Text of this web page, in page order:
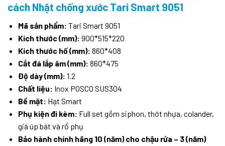
cách Nhật chống xước Tari Smart 9051
Mã sản phẩm: Tari Smart 9051
Kích thước (mm): 900*515*220
Kích thước hố (mm): 860*408
Cắt đá lắp âm (mm): 860*475
Độ dày (mm): 1.2
Chất liệu: Inox POSCO SUS304
Bề mặt: Hạt Smart
Phụ kiện đi kèm: Full set gồm siphon, thớt nhựa, colander,
giá úp bát và rổ phụ
Bảo hành chính hãng 10 (năm) cho chậu rửa – 3 (năm)